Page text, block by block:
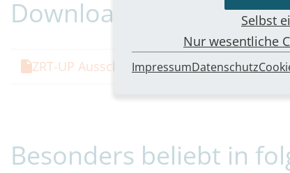
Downloads
ZRT-UP Ausschreibungstext
Besonders beliebt in
Selbst
Nur wesentliche
ImpressumDatenschutz